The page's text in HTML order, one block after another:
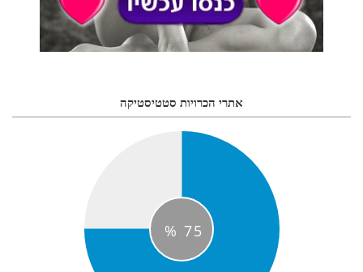
אתרי הכרויות סטטיסטיקה
75
%